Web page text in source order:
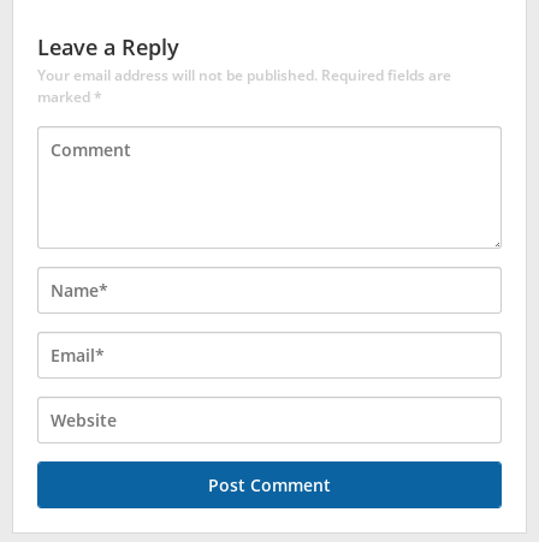
Leave a Reply
Your email address will not be published. Required fields are
marked*